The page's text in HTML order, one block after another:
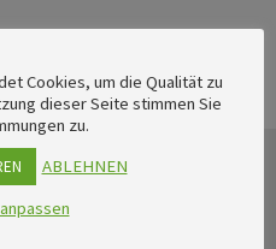
Cookies, um die Qualität zu
dieser Seite stimmen Sie
zu.
ABLEHNEN